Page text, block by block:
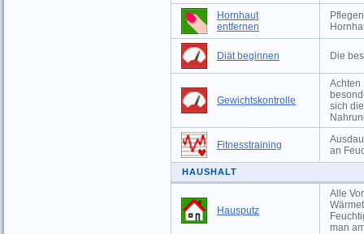
Hornhaut
entfernen
Diät beginnen Die
Gewichtskontrolle
Achten
sich
Fitnesstraining
an
HAUSHALT
Hausputz
Alle
man